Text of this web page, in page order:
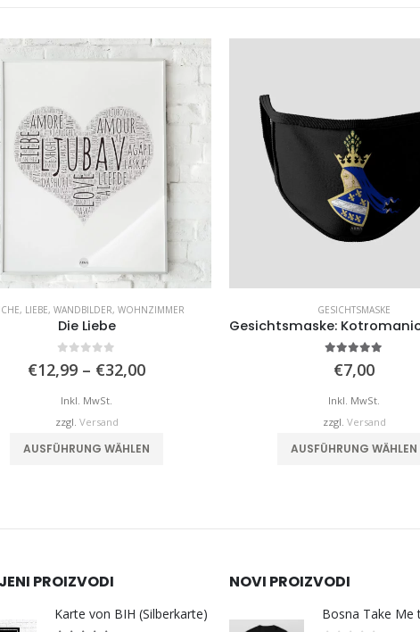
, LIEBE, WANDBILDER, WOHNZIMMER
Die Liebe
€12,99 – €32,00Preisspanne:
Inkl. MwSt.
zzgl. Versand
AUSFÜHRUNG WÄHLEN
GESICHTSMASKE
€7,00
Inkl. MwSt.
zzgl. Versand
AUSFÜHRUNG WÄHLEN
PROIZVODI
Karte von BIH (Silberkarte)
NOVI PROIZVODI